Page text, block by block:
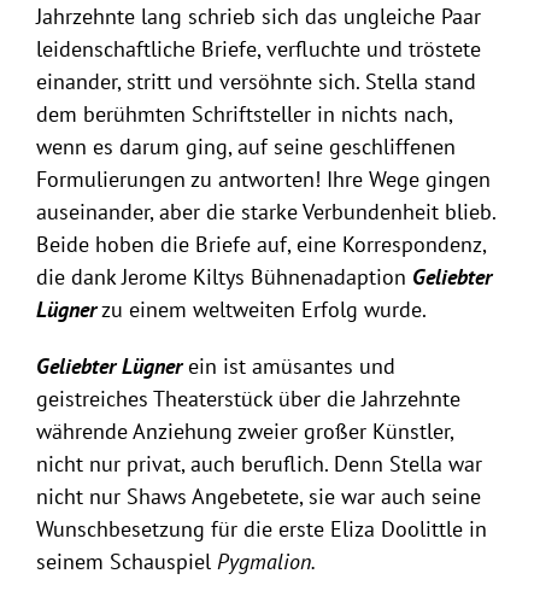
Jahrzehnte lang schrieb sich das ungleiche Paar
leidenschaftliche Briefe, verfluchte und tröstete
einander, stritt und versöhnte sich. Stella stand
dem berühmten Schriftsteller in nichts nach,
wenn es darum ging, auf seine geschliffenen
Formulierungen zu antworten! Ihre Wege gingen
auseinander, aber die starke Verbundenheit blieb.
Beide hoben die Briefe auf, eine Korrespondenz,
die dank Jerome Kiltys Bühnenadaption Geliebter
Lügnerzu einem weltweiten Erfolg wurde.
Geliebter Lügnerein ist amüsantes und
geistreiches Theaterstück über die Jahrzehnte
währende Anziehung zweier großer Künstler,
nicht nur privat, auch beruflich. Denn Stella war
nicht nur Shaws Angebetete, sie war auch seine
Wunschbesetzung für die erste Eliza Doolittle in
seinem Schauspiel Pygmalion.